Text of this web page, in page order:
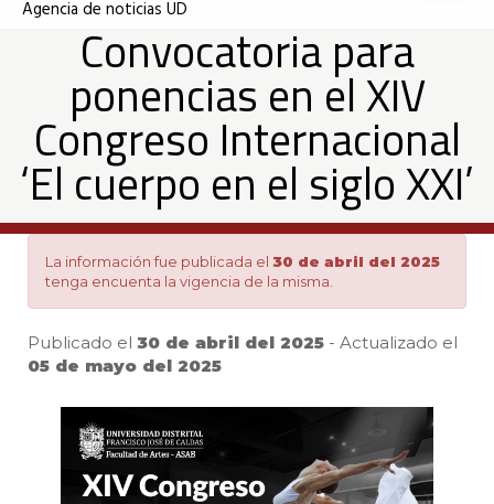
el
XIV
Congreso
Internacional
‘El
cuerpo
Agencia de noticias UD
Convocatoria para
ponencias en el XIV
Congreso Internacional
‘El cuerpo en el siglo XXI’
La información fue publicada el 30 de abril del 2025
tenga encuenta la vigencia de la misma.
Publicado el 30 de abril del 2025 - Actualizado el
05 de mayo del 2025